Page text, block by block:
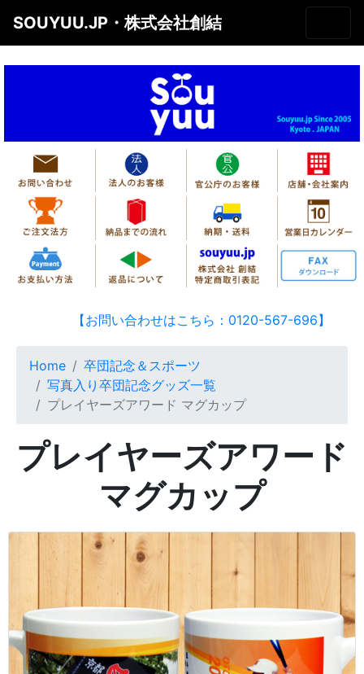
SOUYUU.JP・株式会社創結
【お問い合わせはこちら：0120-567-696】
Home
卒団記念＆スポーツ
写真入り卒団記念グッズ一覧
プレイヤーズアワード マグカップ
プレイヤーズアワード
マグカップ